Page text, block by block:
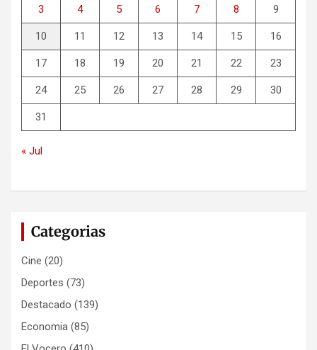
3 4 5 6 7 8 9
10 11 12 13 14 15 16
17 18 19 20 21 22 23
24 25 26 27 28 29 30
31
« Jul
Categorias
Cine (20)
Deportes (73)
Destacado (139)
Economia (85)